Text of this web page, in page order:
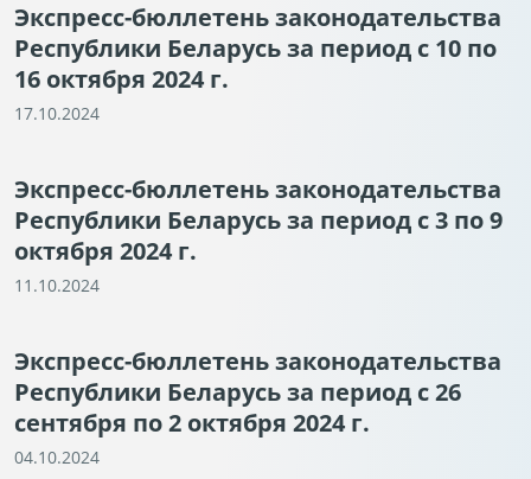
Экспресс-бюллетень законодательства
Республики Беларусь за период с 10 по
16 октября 2024 г.
17.10.2024
Экспресс-бюллетень законодательства
Республики Беларусь за период с 3 по 9
октября 2024 г.
11.10.2024
Экспресс-бюллетень законодательства
Республики Беларусь за период с 26
сентября по 2 октября 2024 г.
04.10.2024